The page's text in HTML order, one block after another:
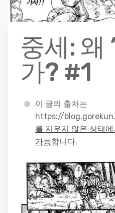
중세: 왜
가? #1
이 글의 출처는
https://
를 지우지 않은 상태
가능합니다.